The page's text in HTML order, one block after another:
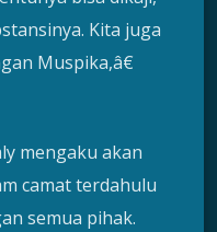
Kita juga
Muspika,â€
mengaku akan
camat terdahulu
semua pihak.